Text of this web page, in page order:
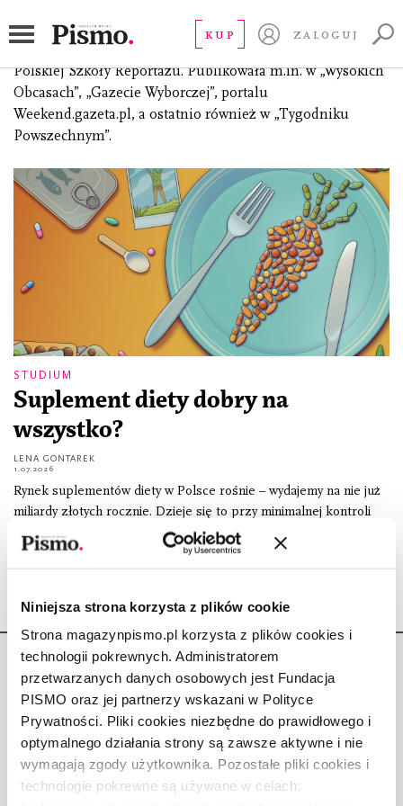
Niniejsza strona korzysta z plików cookie
Strona magazynpismo.pl korzysta z plików cookies i
technologii pokrewnych. Administratorem
przetwarzanych danych osobowych jest Fundacja
PISMO oraz jej partnerzy wskazani w Polityce
Prywatności. Pliki cookies niezbędne do prawidłowego i
optymalnego działania strony są zawsze aktywne i nie
wymagają zgody użytkownika. Pozostałe pliki cookies i
technologie pokrewne są używane w celach:
KUP ZALOGUJ
dziennikarka freelancerka, redaktorka, absolwentka
Polskiej Szkoły Reportażu. Publikowała m.in. w „Wysokich
Obcasach”, „Gazecie Wyborczej”, portalu
Weekend.gazeta.pl, a ostatnio również w „Tygodniku
Powszechnym”.
STUDIUM
Suplement diety dobry na
wszystko?
LENA GONTAREK
1.07.2026
Rynek suplementów diety w Polsce rośnie – wydajemy na nie już
miliardy złotych rocznie. Dzieje się to przy minimalnej kontroli
ze strony państwa. Efekt? Wolna amerykanka i patologie.
Copyright © Fundacja Pismo